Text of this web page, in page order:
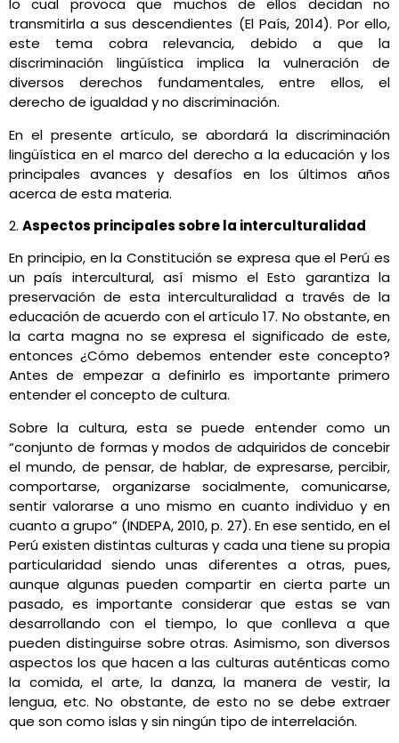
lo cual provoca que muchos de ellos decidan no
transmitirla a sus descendientes (El País, 2014). Por ello,
este tema cobra relevancia, debido a que la
discriminación lingüística implica la vulneración de
diversos derechos fundamentales, entre ellos, el
derecho de igualdad y no discriminación.
En el presente artículo, se abordará la discriminación
lingüística en el marco del derecho a la educación y los
principales avances y desafíos en los últimos años
acerca de esta materia.
2. Aspectos principales sobre la interculturalidad
En principio, en la Constitución se expresa que el Perú es
un país intercultural, así mismo el Esto garantiza la
preservación de esta interculturalidad a través de la
educación de acuerdo con el artículo 17. No obstante, en
la carta magna no se expresa el significado de este,
entonces ¿Cómo debemos entender este concepto?
Antes de empezar a definirlo es importante primero
entender el concepto de cultura.
Sobre la cultura, esta se puede entender como un
“conjunto de formas y modos de adquiridos de concebir
el mundo, de pensar, de hablar, de expresarse, percibir,
comportarse, organizarse socialmente, comunicarse,
sentir valorarse a uno mismo en cuanto individuo y en
cuanto a grupo” (INDEPA, 2010, p. 27). En ese sentido, en el
Perú existen distintas culturas y cada una tiene su propia
particularidad siendo unas diferentes a otras, pues,
aunque algunas pueden compartir en cierta parte un
pasado, es importante considerar que estas se van
desarrollando con el tiempo, lo que conlleva a que
pueden distinguirse sobre otras. Asimismo, son diversos
aspectos los que hacen a las culturas auténticas como
la comida, el arte, la danza, la manera de vestir, la
lengua, etc. No obstante, de esto no se debe extraer
que son como islas y sin ningún tipo de interrelación.